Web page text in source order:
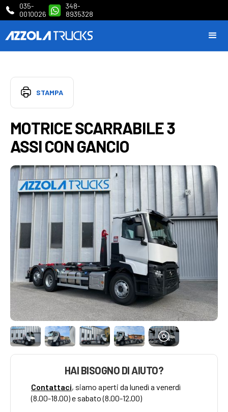
035-
0010026
348-
8935328
MOTRICE SCARRABILE 3
ASSI CON GANCIO
STAMPA
HAI BISOGNO DI AIUTO?
Contattaci, siamo aperti da lunedì a venerdì
(8.00-18.00) e sabato (8.00-12.00)